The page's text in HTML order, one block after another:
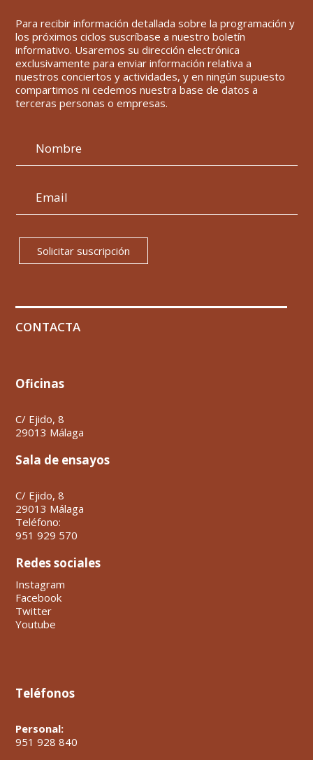
Para recibir información detallada sobre la programación y
los próximos ciclos suscríbase a nuestro boletín
informativo. Usaremos su dirección electrónica
exclusivamente para enviar información relativa a
nuestros conciertos y actividades, y en ningún supuesto
compartimos ni cedemos nuestra base de datos a
terceras personas o empresas.
Solicitar suscripción
CONTACTA
Oficinas
C/ Ejido, 8
29013 Málaga
Sala de ensayos
C/ Ejido, 8
29013 Málaga
Teléfono:
951 929 570
Redes sociales
Instagram
Facebook
Twitter
Youtube
Teléfonos
Personal:
951 928 840